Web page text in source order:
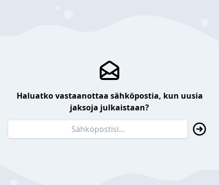
Haluatko vastaanottaa sähköpostia, kun uusia
jaksoja julkaistaan?